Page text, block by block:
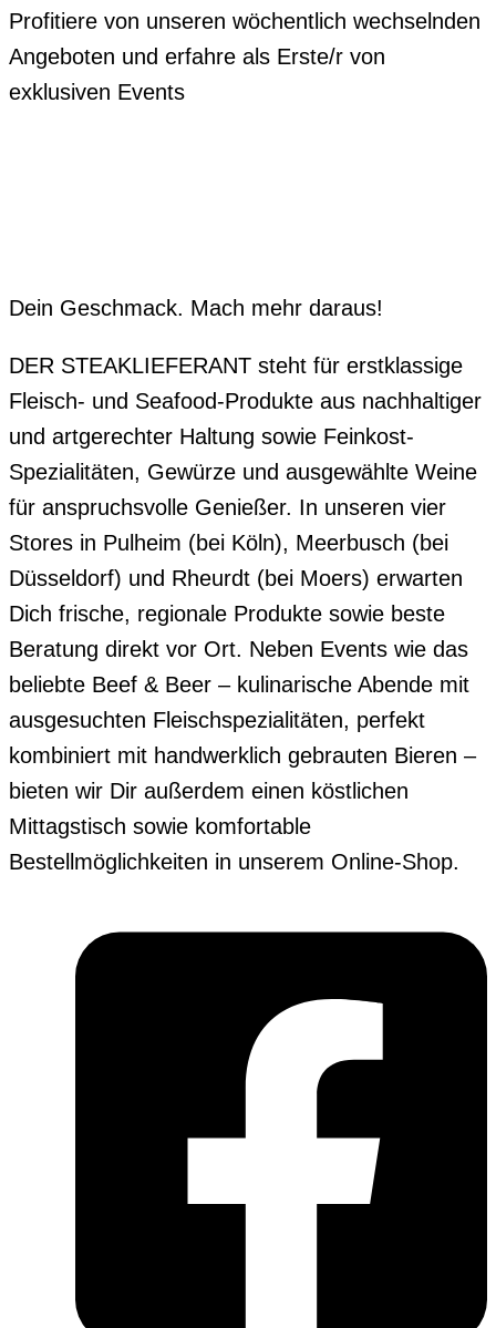
Profitiere von unseren wöchentlich wechselnden
Angeboten und erfahre als Erste/r von
exklusiven Events
Dein Geschmack. Mach mehr daraus!
DER STEAKLIEFERANT steht für erstklassige
Fleisch- und Seafood-Produkte aus nachhaltiger
und artgerechter Haltung sowie Feinkost-
Spezialitäten, Gewürze und ausgewählte Weine
für anspruchsvolle Genießer. In unseren vier
Stores in Pulheim (bei Köln), Meerbusch (bei
Düsseldorf) und Rheurdt (bei Moers) erwarten
Dich frische, regionale Produkte sowie beste
Beratung direkt vor Ort. Neben Events wie das
beliebte Beef & Beer – kulinarische Abende mit
ausgesuchten Fleischspezialitäten, perfekt
kombiniert mit handwerklich gebrauten Bieren –
bieten wir Dir außerdem einen köstlichen
Mittagstisch sowie komfortable
Bestellmöglichkeiten in unserem Online-Shop.